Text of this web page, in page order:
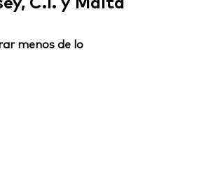
menos de lo